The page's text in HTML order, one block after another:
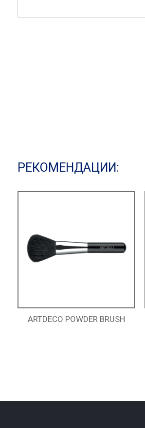
РЕКОМЕНДАЦИИ:
ARTDECO POWDER BRUSH